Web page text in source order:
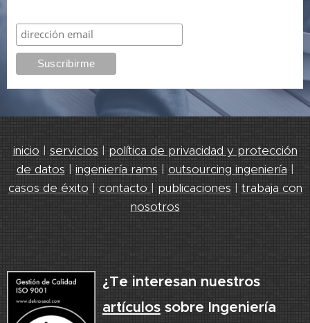
inicio | servicios | política de privacidad y protección
de datos | ingeniería rams | outsourcing ingeniería |
casos de éxito | contacto | publicaciones | trabaja con
nosotros
¿Te interesan nuestros
artículossobre Ingeniería